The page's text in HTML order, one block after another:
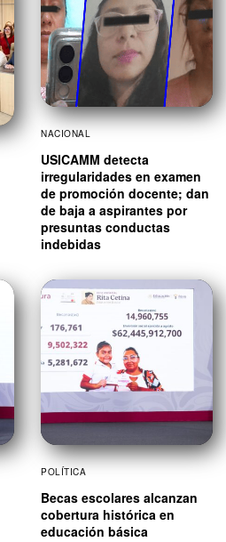
NACIONAL
USICAMM detecta
irregularidades en examen
de promoción docente; dan
de baja a aspirantes por
presuntas conductas
indebidas
POLÍTICA
Becas escolares alcanzan
cobertura histórica en
educación básica